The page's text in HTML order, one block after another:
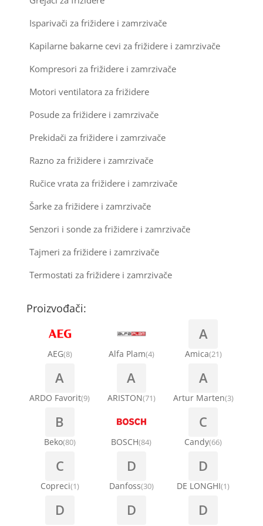
Isparivači za frižidere i zamrzivače
Kapilarne bakarne cevi za frižidere i zamrzivače
Kompresori za frižidere i zamrzivače
Motori ventilatora za frižidere
Posude za frižidere i zamrzivače
Prekidači za frižidere i zamrzivače
Razno za frižidere i zamrzivače
Ručice vrata za frižidere i zamrzivače
Šarke za frižidere i zamrzivače
Senzori i sonde za frižidere i zamrzivače
Tajmeri za frižidere i zamrzivače
Termostati za frižidere i zamrzivače
Proizvođači:
AEG(8) Alfa Plam(4)
A
Amica(21)
A
ARDO Favorit(9)
A
ARISTON(71)
A
Artur Marten(3)
B
Beko(80) BOSCH(84)
C
Candy(66)
C
Copreci(1)
D
Danfoss(30)
D
DE LONGHI(1)
D D D